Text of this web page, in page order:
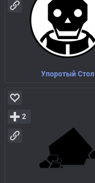
Упоротый Стол
2